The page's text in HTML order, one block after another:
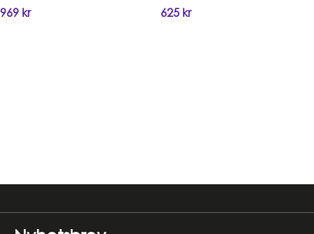
969 kr 625 kr